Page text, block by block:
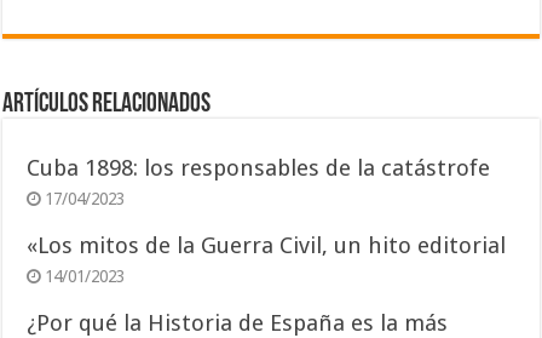
Artículos relacionados
Cuba 1898: los responsables de la catástrofe
17/04/2023
«Los mitos de la Guerra Civil, un hito editorial
14/01/2023
¿Por qué la Historia de España es la más